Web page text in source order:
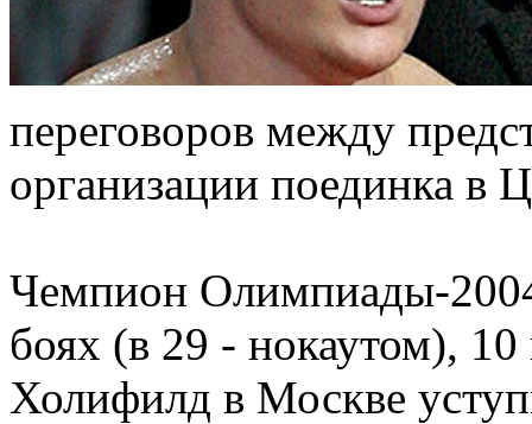
переговоров между
организации поединка в
Чемпион Олимпиады-2004
боях (в 29 - нокаутом),
Холифилд в Москве